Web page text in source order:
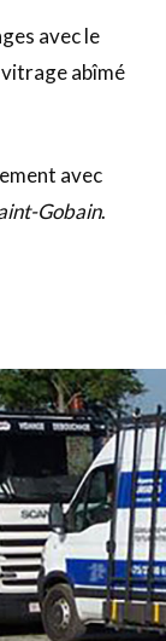
avec le
abîmé
avec
Gobain.